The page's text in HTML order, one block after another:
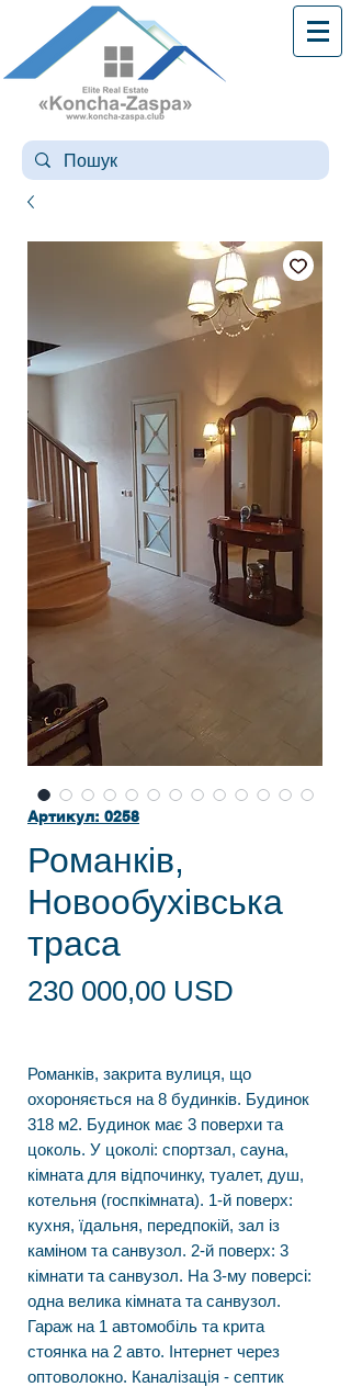
Артикул: 0258
Романків,
Новообухівська
траса
230 000,00 USD
Романків, закрита вулиця, що
охороняється на 8 будинків. Будинок
318 м2. Будинок має 3 поверхи та
цоколь. У цоколі: спортзал, сауна,
кімната для відпочинку, туалет, душ,
котельня (госпкімната). 1-й поверх:
кухня, їдальня, передпокій, зал із
каміном та санвузол. 2-й поверх: 3
кімнати та санвузол. На 3-му поверсі:
одна велика кімната та санвузол.
Гараж на 1 автомобіль та крита
стоянка на 2 авто. Інтернет через
оптоволокно. Каналізація - септик